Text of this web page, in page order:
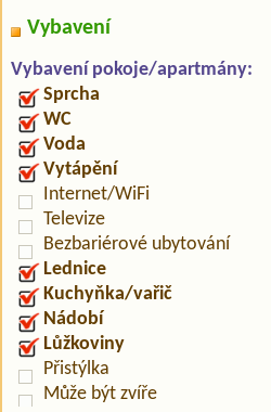
Vybavení
Vybavení pokoje/apartmány:
Sprcha
WC
Voda
Vytápění
Internet/WiFi
Televize
Bezbariérové ubytování
Lednice
Kuchyňka/vařič
Nádobí
Lůžkoviny
Přistýlka
Může být zvíře